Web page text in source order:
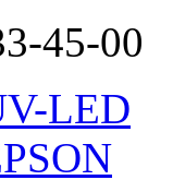
45-00
LED